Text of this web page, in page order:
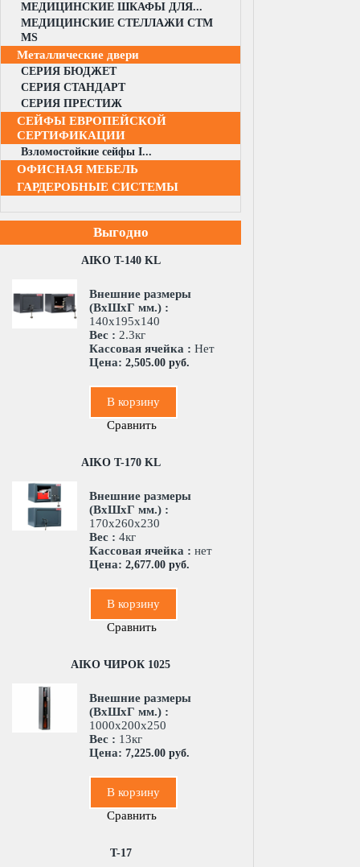
МЕДИЦИНСКИЕ ШКАФЫ ДЛЯ...
МЕДИЦИНСКИЕ СТЕЛЛАЖИ CTM
MS
Металлические двери
СЕРИЯ БЮДЖЕТ
СЕРИЯ СТАНДАРТ
СЕРИЯ ПРЕСТИЖ
СЕЙФЫ ЕВРОПЕЙСКОЙ
СЕРТИФИКАЦИИ
Взломостойкие сейфы I...
ОФИСНАЯ МЕБЕЛЬ
ГАРДЕРОБНЫЕ СИСТЕМЫ
Выгодно
AIKO T-140 KL
Внешние размеры
(ВхШхГ мм.) :
140x195x140
Вес : 2.3кг
Кассовая ячейка : Нет
Цена: 2,505.00 руб.
В корзину
Сравнить
AIKO T-170 KL
Внешние размеры
(ВхШхГ мм.) :
170x260x230
Вес : 4кг
Кассовая ячейка : нет
Цена: 2,677.00 руб.
В корзину
Сравнить
AIKO ЧИРОК 1025
Внешние размеры
(ВхШхГ мм.) :
1000x200x250
Вес : 13кг
Цена: 7,225.00 руб.
В корзину
Сравнить
T-17